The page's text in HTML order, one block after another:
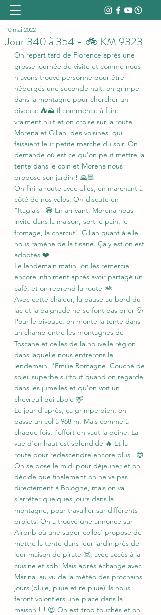
Jour 340 à 354 - 🚲 KM 9323
10 mai 2022
On repart tard de Florence après une
grosse journée de visite et comme nous
n'avons trouvé personne pour être
hébergés une seconde nuit, on grimpe
dans la montagne pour chercher un
bivouac ⛺⛰️ Il commence à faire
vraiment nuit et on croise sur la route
Morena et Gilian, des voisines, qui
faisaient leur petite marche du soir. On
demande où est ce qu'on peut mettre la
tente dans le coin et Morena nous
propose son jardin ! 🙏🏻
On fini la route avec elles, en marchant à
côté de nos vélos. On discute en
"Itaglais" 😁 En arrivant, Morena nous
invite dans la maison, sort le pain, le
fromage, la charcut'. Gilian quant à elle
nous ramène de la tisane. Ça y est on est
adoptés ❤️
Le lendemain matin, on les remercie
encore infiniment après avoir partagé un
café, et on reprend la route 🚲
Avec cette chaleur, la pause au bord du
lac et la baignade ne se font pas prier 💦
Pour le bivouac, on monte la tente dans
un champ entre les montagnes de
Toscane et celles de la nouvelle région
dans laquelle nous entrerons le
lendemain, l'Emilie Romagne. Couché de
soleil superbe surtout quand on regarde
dans les jumelles et qu'on voit un
chevreuil qui aboie 🦌
Le jour d'après, ça grimpe bien, on
passe un col à 968 m. Mais comme à
chaque fois, l'effort en vaut la peine. La
vue d'en haut est splendide 🔥 Et la
route pour redescendre encore plus.. 😍
On se pose le midi pour déjeuner et on
décide que finalement on ne va pas
directement à Bologne, mais on va
s'arrêter quelques jours dans la
montagne, pour travailler sur différents
projets. On a trouvé une annonce sur
Airbnb où une super colloc' propose de
mettre la tente dans leur jardin près de
leur maison de pirate ☠️, avec accès à la
cuisine et sdb. Mais après échange avec
Marina, au vu de la météo des prochains
jours (pluie, pluie et re pluie) ils nous
feront volontiers une place dans la
maison !!! 😍 On est trop touchés et on